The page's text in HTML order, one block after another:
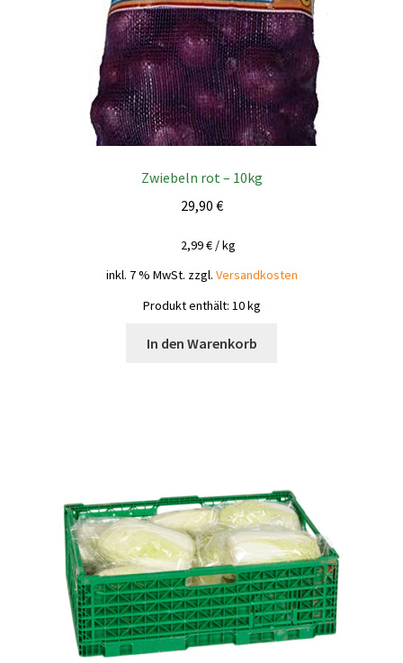
Zwiebeln rot – 10kg
29,90 €
2,99€/kg
inkl. 7 % MwSt. zzgl. Versandkosten
Produkt enthält: 10kg
In den Warenkorb